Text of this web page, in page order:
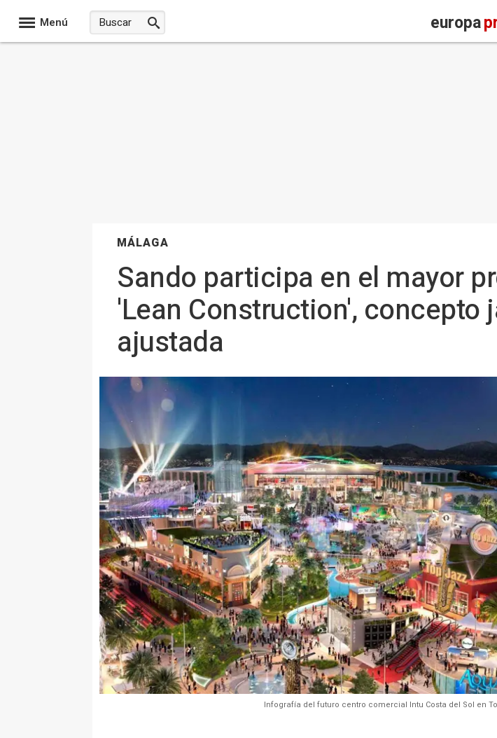
Menú europa
MÁLAGA
Sando participa en el mayor
'Lean Construction',
ajustada
Infografía del futuro centro comercial Intu Costa del Sol en